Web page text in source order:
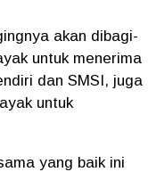
akan dibagi-
untuk menerima
dan SMSI, juga
untuk
yang baik ini